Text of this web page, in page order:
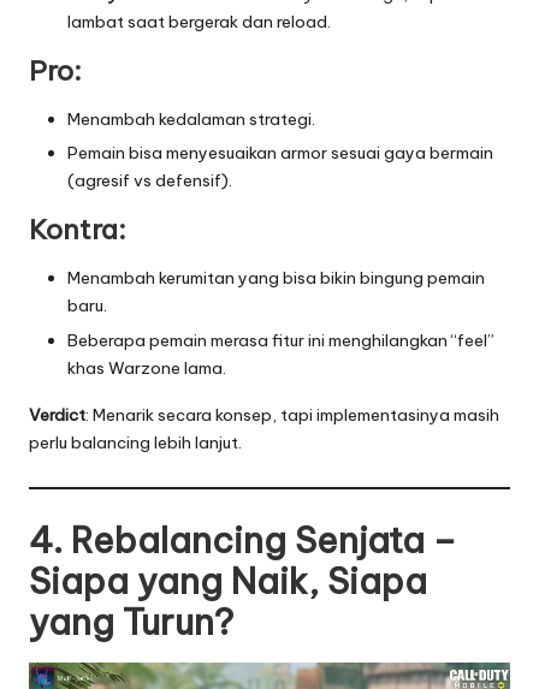
lambat saat bergerak dan reload.
Pro:
Menambah kedalaman strategi.
Pemain bisa menyesuaikan armor sesuai gaya bermain
(agresif vs defensif).
Kontra:
Menambah kerumitan yang bisa bikin bingung pemain
baru.
Beberapa pemain merasa fitur ini menghilangkan “feel”
khas Warzone lama.
Verdict: Menarik secara konsep, tapi implementasinya masih
perlu balancing lebih lanjut.
4. Rebalancing Senjata –
Siapa yang Naik, Siapa
yang Turun?